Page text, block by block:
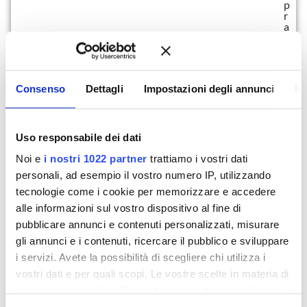
Consenso Dettagli Impostazioni degli annunci
Uso responsabile dei dati
Noi e i nostri 1022 partner trattiamo i vostri dati
personali, ad esempio il vostro numero IP, utilizzando
tecnologie come i cookie per memorizzare e accedere
alle informazioni sul vostro dispositivo al fine di
pubblicare annunci e contenuti personalizzati, misurare
gli annunci e i contenuti, ricercare il pubblico e sviluppare
i servizi. Avete la possibilità di scegliere chi utilizza i
vostri dati e per quali scopi. Le vostre scelte in materia di
p
r
a
a
r
l
a